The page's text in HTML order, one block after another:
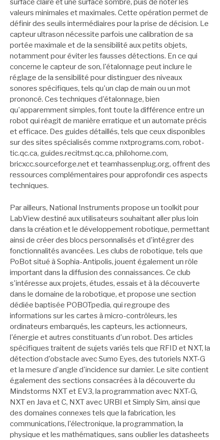
surface claire et une surface sombre, puis de noter les
valeurs minimales et maximales. Cette opération permet de
définir des seuils intermédiaires pour la prise de décision. Le
capteur ultrason nécessite parfois une calibration de sa
portée maximale et de la sensibilité aux petits objets,
notamment pour éviter les fausses détections. En ce qui
concerne le capteur de son, l'étalonnage peut inclure le
réglage de la sensibilité pour distinguer des niveaux
sonores spécifiques, tels qu'un clap de main ou un mot
prononcé. Ces techniques d'étalonnage, bien
qu'apparemment simples, font toute la différence entre un
robot qui réagit de manière erratique et un automate précis
et efficace. Des guides détaillés, tels que ceux disponibles
sur des sites spécialisés comme nxtprograms.com, robot-
tic.qc.ca, guides.recitmst.qc.ca, philohome.com,
bricxcc.sourceforge.net et teamhassenplug.org, offrent des
ressources complémentaires pour approfondir ces aspects
techniques.
Par ailleurs, National Instruments propose un toolkit pour
LabView destiné aux utilisateurs souhaitant aller plus loin
dans la création et le développement robotique, permettant
ainsi de créer des blocs personnalisés et d'intégrer des
fonctionnalités avancées. Les clubs de robotique, tels que
PoBot situé à Sophia-Antipolis, jouent également un rôle
important dans la diffusion des connaissances. Ce club
s'intéresse aux projets, études, essais et à la découverte
dans le domaine de la robotique, et propose une section
dédiée baptisée POBOTpedia, qui regroupe des
informations sur les cartes à micro-contrôleurs, les
ordinateurs embarqués, les capteurs, les actionneurs,
l'énergie et autres constituants d'un robot. Des articles
spécifiques traitent de sujets variés tels que RFID et NXT, la
détection d'obstacle avec Sumo Eyes, des tutoriels NXT-G
et la mesure d'angle d'incidence sur damier. Le site contient
également des sections consacrées à la découverte du
Mindstorms NXT et EV3, la programmation avec NXT-G,
NXT en Java et C, NXT avec URBI et Simply Sim, ainsi que
des domaines connexes tels que la fabrication, les
communications, l'électronique, la programmation, la
physique et les mathématiques, sans oublier les datasheets